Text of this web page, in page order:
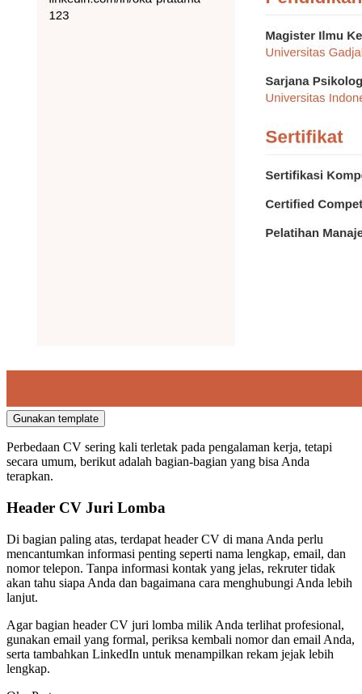
Gunakan template
Perbedaan CV sering kali terletak pada pengalaman kerja, tetapi
secara umum, berikut adalah bagian-bagian yang bisa Anda
terapkan.
Header CV Juri Lomba
Di bagian paling atas, terdapat header CV di mana Anda perlu
mencantumkan informasi penting seperti nama lengkap, email, dan
nomor telepon. Tanpa informasi kontak yang jelas, rekruter tidak
akan tahu siapa Anda dan bagaimana cara menghubungi Anda lebih
lanjut.
Agar bagian header CV juri lomba milik Anda terlihat profesional,
gunakan email yang formal, periksa kembali nomor dan email Anda,
serta tambahkan LinkedIn untuk menampilkan rekam jejak lebih
lengkap.